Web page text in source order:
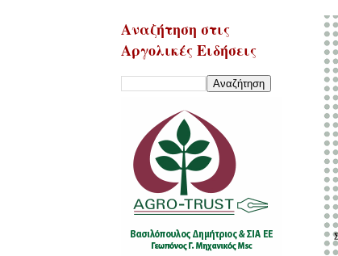
Αναζήτηση στις
Αργολικές Ειδήσεις